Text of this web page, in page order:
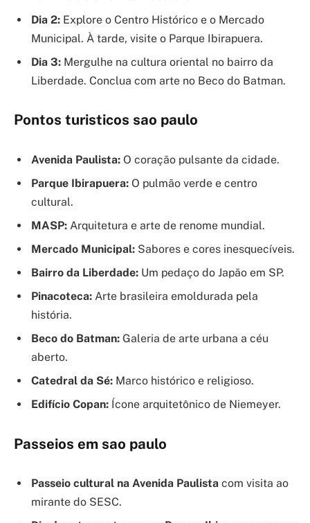
Dia 2: Explore o Centro Histórico e o Mercado
Municipal. À tarde, visite o Parque Ibirapuera.
Dia 3: Mergulhe na cultura oriental no bairro da
Liberdade. Conclua com arte no Beco do Batman.
Pontos turisticos sao paulo
Avenida Paulista: O coração pulsante da cidade.
Parque Ibirapuera: O pulmão verde e centro
cultural.
MASP: Arquitetura e arte de renome mundial.
Mercado Municipal: Sabores e cores inesquecíveis.
Bairro da Liberdade: Um pedaço do Japão em SP.
Pinacoteca: Arte brasileira emoldurada pela
história.
Beco do Batman: Galeria de arte urbana a céu
aberto.
Catedral da Sé: Marco histórico e religioso.
Edifício Copan: Ícone arquitetônico de Niemeyer.
Passeios em sao paulo
Passeio cultural na Avenida Paulista com visita ao
mirante do SESC.